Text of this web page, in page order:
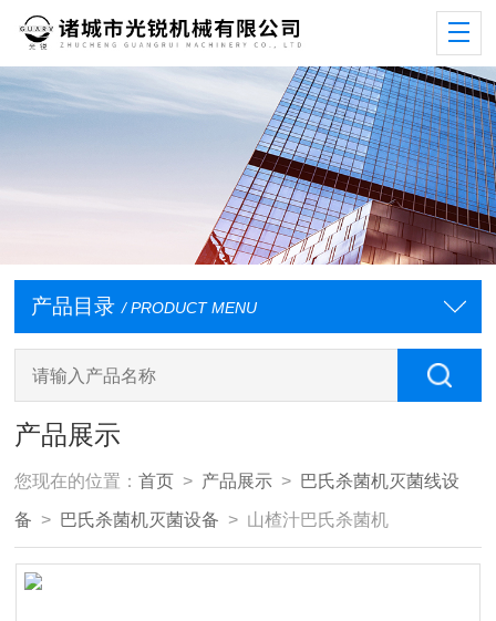
产品目录 / PRODUCT MENU
产品展示
您现在的位置：首页 > 产品展示 > 巴氏杀菌机灭菌线设
备 > 巴氏杀菌机灭菌设备 > 山楂汁巴氏杀菌机